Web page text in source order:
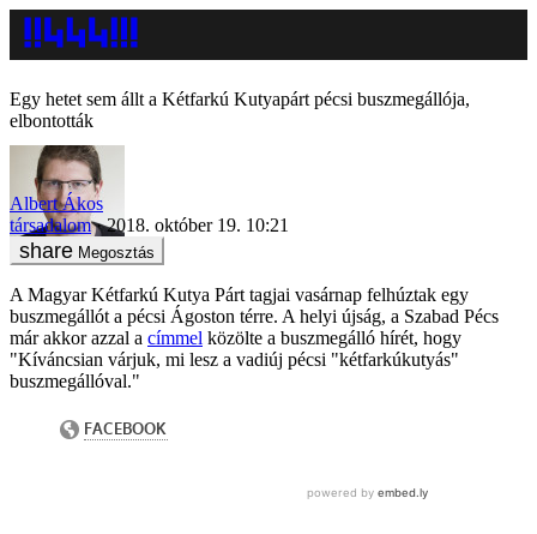
Egy hetet sem állt a Kétfarkú Kutyapárt pécsi buszmegállója,
elbontották
Albert Ákos
társadalom
2018. október 19. 10:21
Megosztás
A Magyar Kétfarkú Kutya Párt tagjai vasárnap felhúztak egy
buszmegállót a pécsi Ágoston térre. A helyi újság, a Szabad Pécs
már akkor azzal a címmel közölte a buszmegálló hírét, hogy
"Kíváncsian várjuk, mi lesz a vadiúj pécsi "kétfarkúkutyás"
buszmegállóval."